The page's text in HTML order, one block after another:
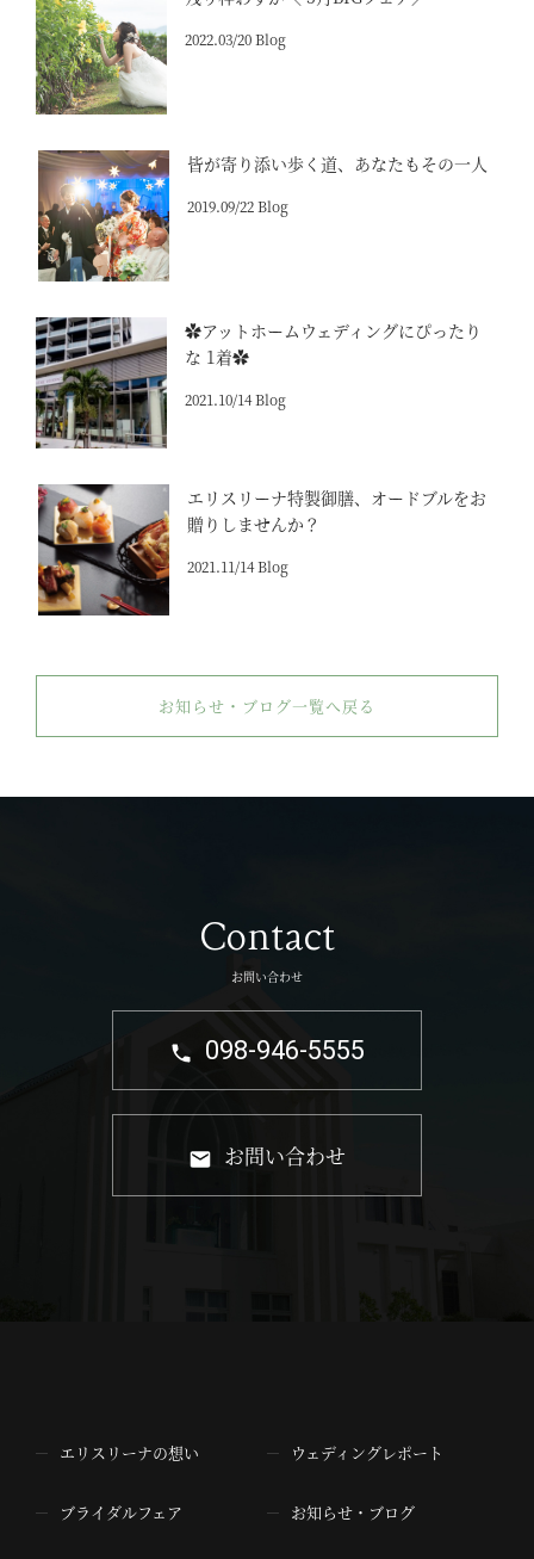
2022.03/20 Blog
皆が寄り添い歩く道、あなたもその一人
2019.09/22 Blog
✿アットホームウェディングにぴったり
な 1着✿
2021.10/14 Blog
エリスリーナ特製御膳、オードブルをお
贈りしませんか？
2021.11/14 Blog
お知らせ・ブログ一覧へ戻る
Contact
お問い合わせ
098-946-5555
お問い合わせ
エリスリーナの想い
ブライダルフェア
ウェディングレポート
お知らせ・ブログ